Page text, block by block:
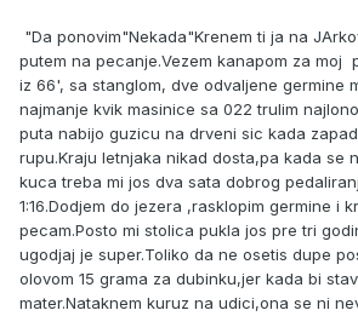
"Da ponovim"Nekada"Krenem ti ja na
putem na pecanje.Vezem kanapom za moj
iz 66', sa stanglom, dve odvaljene germine
najmanje kvik masinice sa 022 trulim
puta nabijo guzicu na drveni sic kada
rupu.Kraju letnjaka nikad dosta,pa kada se
kuca treba mi jos dva sata dobrog
1:16.Dodjem do jezera ,rasklopim germine i
pecam.Posto mi stolica pukla jos pre tri
ugodjaj je super.Toliko da ne osetis dupe
olovom 15 grama za dubinku,jer kada bi
mater.Nataknem kuruz na udici,ona se ni